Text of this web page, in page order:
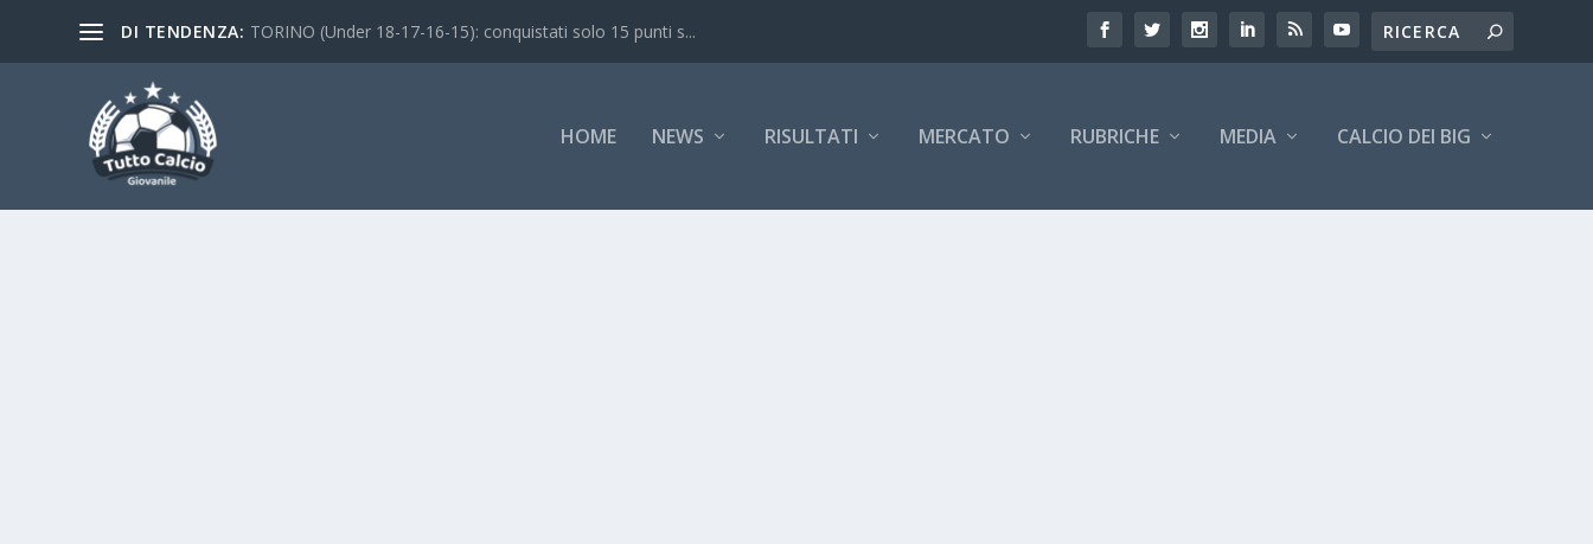
DI TENDENZA: TORINO (Under 18-17-16-15): conquistati solo 15 punti s...
HOME NEWS RISULTATI MERCATO RUBRICHE MEDIA CALCIO DEI BIG